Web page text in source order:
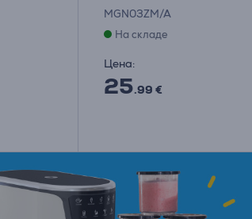
MGN03ZM/A
На складе
Цена:
25.99 €